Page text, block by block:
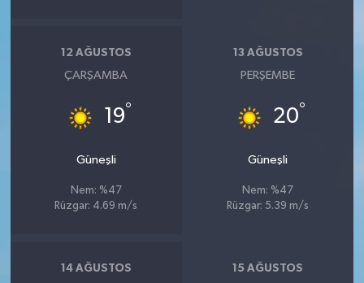
12 AĞUSTOS
ÇARŞAMBA
19°
Güneşli
Nem: %47
Rüzgar: 4.69 m/s
13 AĞUSTOS
PERŞEMBE
20°
Güneşli
Nem: %47
Rüzgar: 5.39 m/s
14 AĞUSTOS 15 AĞUSTOS